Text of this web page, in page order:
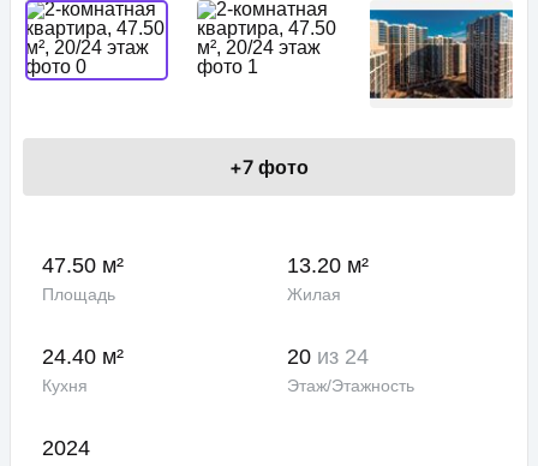
+7 фото
47.50 м²
Площадь
13.20 м²
Жилая
24.40 м²
Кухня
20 из 24
Этаж/Этажность
2024